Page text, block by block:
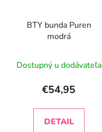
BTY bunda Puren
modrá
Dostupný u dodávateľa
€54,95
DETAIL